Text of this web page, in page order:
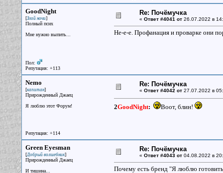
GoodNight
[Злой ночи]
Полный псих
Мне нужно выпить...
Пол:
Репутация: +113
Re: Почёмучка
« Ответ #4041 от26.07.2022 в
Не-е-е. Профанация и проварке они
Nemo
[капитан]
Прирожденный Джаец
Я люблю этот Форум!
Репутация: +114
Re: Почёмучка
« Ответ #4042 от27.07.2022 в
2GoodNight: Воот, блин!
Green Eyesman
[Добрый волшебник]
Прирожденный Джаец
И тишина...
Re: Почёмучка
« Ответ #4043 от04.08.2022 в
Почему есть бренд "Я люблю